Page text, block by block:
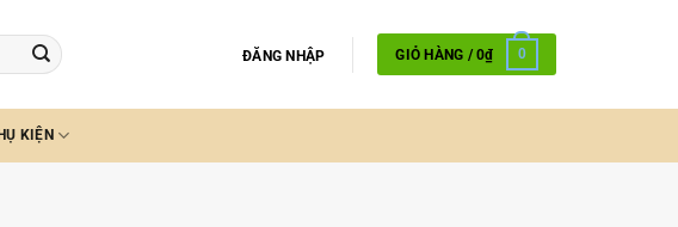
ĐĂNG NHẬP GIỎ HÀNG /0₫ 0
KIỆN